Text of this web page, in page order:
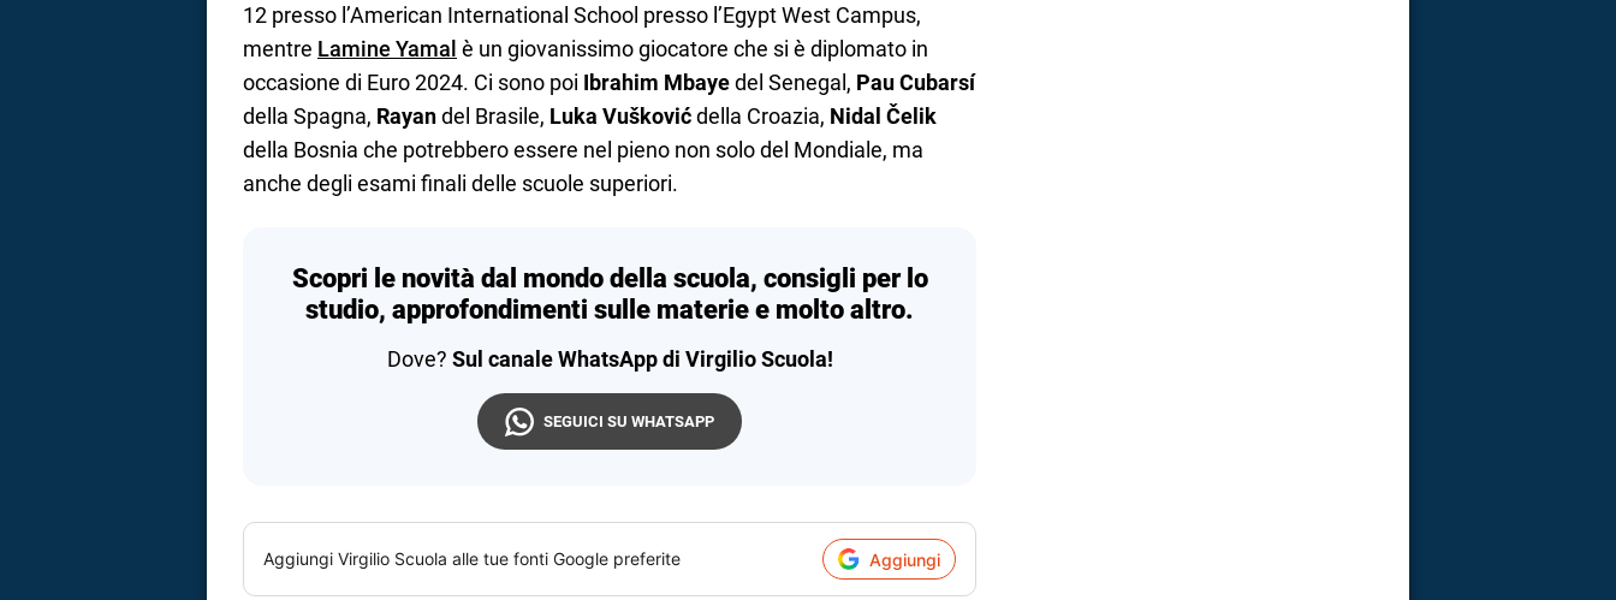
12 presso l’American International School presso l’Egypt West Campus,
mentre Lamine Yamal è un giovanissimo giocatore che si è diplomato in
occasione di Euro 2024. Ci sono poi Ibrahim Mbayedel Senegal, Pau Cubarsí
della Spagna, Rayandel Brasile, Luka Vuškovićdella Croazia, Nidal Čelik
della Bosnia che potrebbero essere nel pieno non solo del Mondiale, ma
anche degli esami finali delle scuole superiori.
Scopri le novità dal mondo della scuola, consigli per lo
studio, approfondimenti sulle materie e molto altro.
Dove? Sul canale WhatsApp di Virgilio Scuola!
SEGUICI SU WHATSAPP
Aggiungi Virgilio Scuola alle tue fonti Google preferite Aggiungi